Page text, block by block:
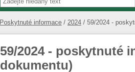
Poskytnuté informace 2024 59/2024 -
59/2024 - poskytnuté
dokumentu)